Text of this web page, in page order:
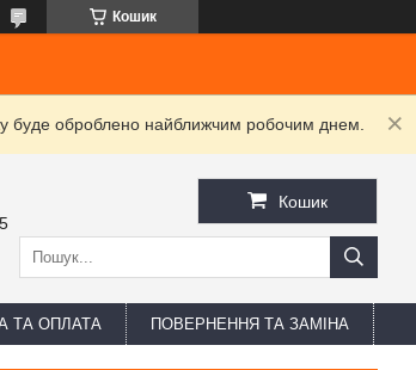
Кошик
буде оброблено найближчим робочим днем.
Кошик
ТА ОПЛАТА ПОВЕРНЕННЯ ТА ЗАМІНА